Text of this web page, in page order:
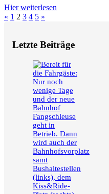
Hier weiterlesen
Seitennummerierung
Beiträge
« Vorherige
1 2 3 4 5 Nächste
»
Letzte Beiträge